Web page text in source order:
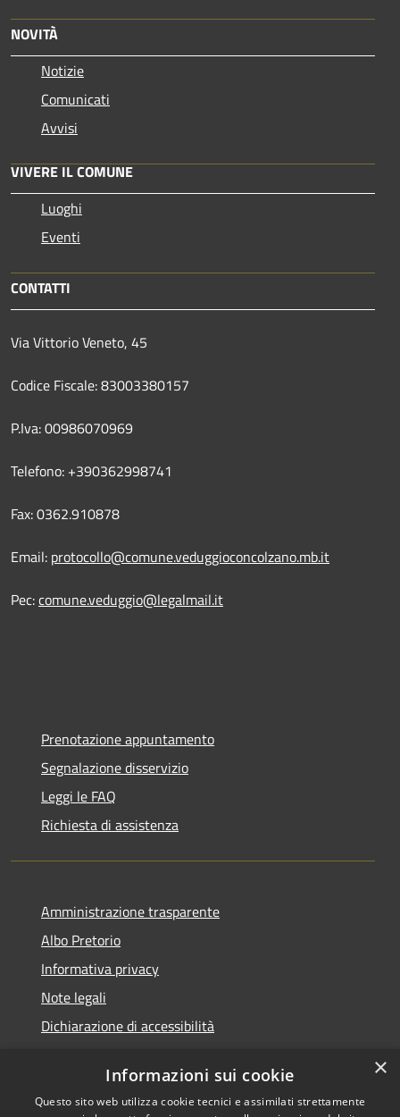
NOVITÀ
Notizie
Comunicati
Avvisi
VIVERE IL COMUNE
Luoghi
Eventi
CONTATTI
Via Vittorio Veneto, 45
Codice Fiscale: 83003380157
P.Iva: 00986070969
Telefono: +390362998741
Fax: 0362.910878
Email: protocollo@comune.veduggioconcolzano.mb.it
Pec:comune.veduggio@legalmail.it
Prenotazione appuntamento
Segnalazione disservizio
Leggi le FAQ
Richiesta di assistenza
Amministrazione trasparente
Albo Pretorio
Informativa privacy
Note legali
Dichiarazione di accessibilità
×
Informazioni sui cookie
Questo sito web utilizza cookie tecnici e assimilati strettamente